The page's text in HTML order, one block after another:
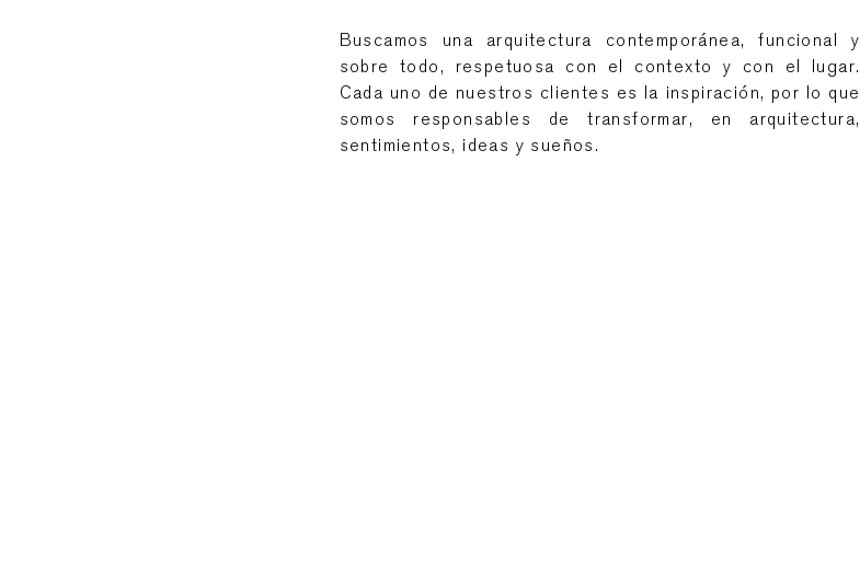
Buscamos una arquitectura contemporánea, funcional y
sobre todo, respetuosa con el contexto y con el lugar.
Cada uno de nuestros clientes es la inspiración, por lo que
somos responsables de transformar, en arquitectura,
sentimientos, ideas y sueños.